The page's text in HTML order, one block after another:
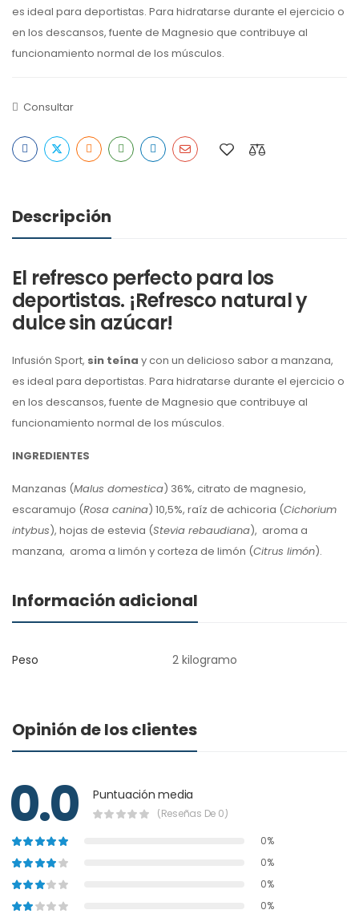
es ideal para deportistas. Para hidratarse durante el ejercicio o
en los descansos, fuente de Magnesio que contribuye al
funcionamiento normal de los músculos.
Consultar
Descripción
El refresco perfecto para los
deportistas. ¡Refresco natural y
dulce sin azúcar!
Infusión Sport, sin teína y con un delicioso sabor a manzana,
es ideal para deportistas. Para hidratarse durante el ejercicio o
en los descansos, fuente de Magnesio que contribuye al
funcionamiento normal de los músculos.
INGREDIENTES
Manzanas (Malus domestica) 36%, citrato de magnesio,
escaramujo (Rosa canina) 10,5%, raíz de achicoria (Cichorium
intybus), hojas de estevia (Stevia rebaudiana), aroma a
manzana, aroma a limón y corteza de limón (Citrus limón).
Información adicional
Peso 2 kilogramo
Opinión de los clientes
0.0 Puntuación media
(Reseñas De 0)
0%
0%
0%
0%